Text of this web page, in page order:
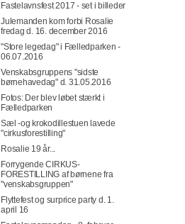
Fastelavnsfest 2017 - set i billeder
Julemanden kom forbi Rosalie
fredag d. 16. december 2016
"Store legedag" i Fælledparken -
06.07.2016
Venskabsgruppens "sidste
børnehavedag" d. 31.05.2016
Fotos: Der blev løbet stærkt i
Fælledparken
Sæl -og krokodillestuen lavede
"cirkusforestilling"
Rosalie 19 år...
Forrygende CIRKUS-
FORESTILLING af børnene fra
"venskabsgruppen"
Flyttefest og surprice party d. 1.
april 16